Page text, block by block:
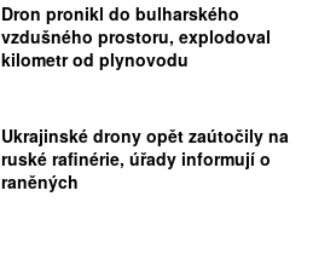
Dron pronikl do bulharského
vzdušného prostoru, explodoval
kilometr od plynovodu
Ukrajinské drony opět zaútočily na
ruské rafinérie, úřady informují o
raněných